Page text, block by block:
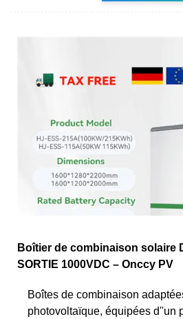
Boîtier de combinaison solaire
SORTIE 1000VDC – Onccy PV
Boîtes de combinaison
photovoltaïque, équipées d''un